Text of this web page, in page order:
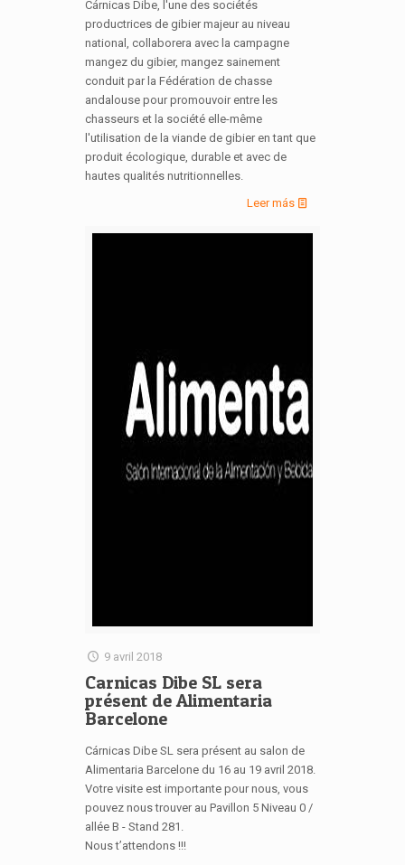
Cárnicas Dibe, l'une des sociétés
productrices de gibier majeur au niveau
national, collaborera avec la campagne
mangez du gibier, mangez sainement
conduit par la Fédération de chasse
andalouse pour promouvoir entre les
chasseurs et la société elle-même
l'utilisation de la viande de gibier en tant que
produit écologique, durable et avec de
hautes qualités nutritionnelles.
Leer más
9 avril 2018
Carnicas Dibe SL sera
présent de Alimentaria
Barcelone
Cárnicas Dibe SL sera présent au salon de
Alimentaria Barcelone du 16 au 19 avril 2018.
Votre visite est importante pour nous, vous
pouvez nous trouver au Pavillon 5 Niveau 0 /
allée B - Stand 281.
Nous t’attendons !!!